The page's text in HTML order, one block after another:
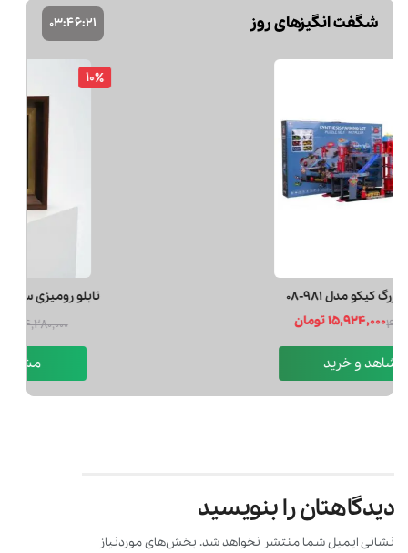
شگفت انگیزهای روز 03:46:20
پاركينگ بزرگ كيكو مدل 981-08
دیدگاهتان را بنویسید
نشانی ایمیل شما منتشر نخواهد شد. بخش‌های موردنیاز